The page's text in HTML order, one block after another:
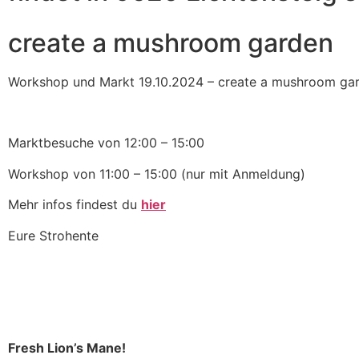
create a mushroom garden
Workshop und Markt 19.10.2024 – create a mushroom
Marktbesuche von 12:00 – 15:00
Workshop von 11:00 – 15:00 (nur mit Anmeldung)
Mehr infos findest du hier
Eure Strohente
Fresh Lion’s Mane!